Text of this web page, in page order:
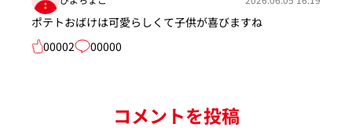
ポテトおばけは可愛らしくて子供が喜びますね
00002
00000
コメントを投稿